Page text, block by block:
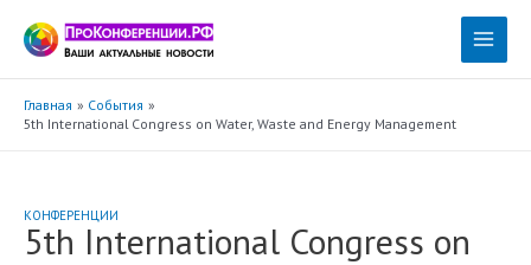
содержимому
Main
Главная
События
5th International Congress on Water, Waste and Energy Management
КОНФЕРЕНЦИИ
5th International Congress on